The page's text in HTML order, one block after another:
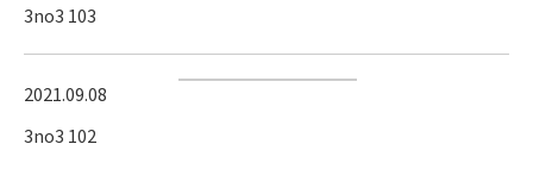
3no3 103
2021.09.08
3no3 102